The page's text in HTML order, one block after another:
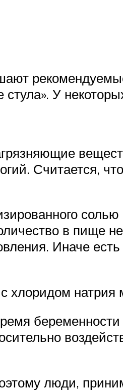
стула». У
Считается,
в пище
Иначе
хлоридом
люди,